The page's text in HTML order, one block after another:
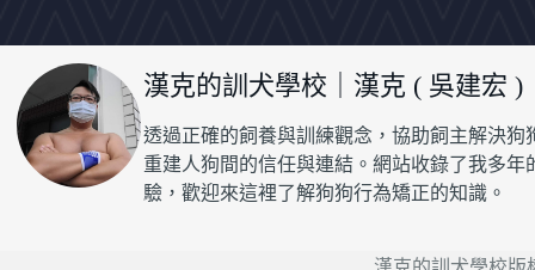
漢克的訓犬學校｜漢克 ( 吳建宏 )
透過正確的飼養與訓練觀念，協助飼主解決狗
重建人狗間的信任與連結。網站收錄了我多年
驗，歡迎來這裡了解狗狗行為矯正的知識。